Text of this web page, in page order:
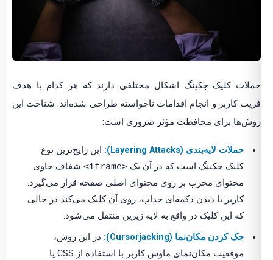
کلیک جکینگ اشکال مختلفی دارند که هر کدام با هدف
کاربر و انجام اقدامات ناخواسته طراحی شده‌اند. شناخت این
برای محافظت مؤثر ضروری است:
حملات لایه‌بندی (Layering Attacks):
این رایج‌ترین نوع
کلیک جکینگ است که در آن یک<iframe>
شفاف حاوی
محتوای مخرب بر روی محتوای اصلی صفحه قرار می‌گیرد.
کاربر با دیدن دکمه‌ای جذاب، روی آن کلیک می‌کند در حالی
که این کلیک در واقع به لایه زیرین منتقل می‌شود.
جک کردن مکان‌نما (Cursorjacking):
در این روش،
موقعیت مکان‌نمای ماوس کاربر با استفاده از CSS یا